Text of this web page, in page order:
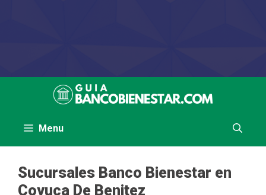
Menu
Sucursales Banco Bienestar en
Coyuca De Benitez